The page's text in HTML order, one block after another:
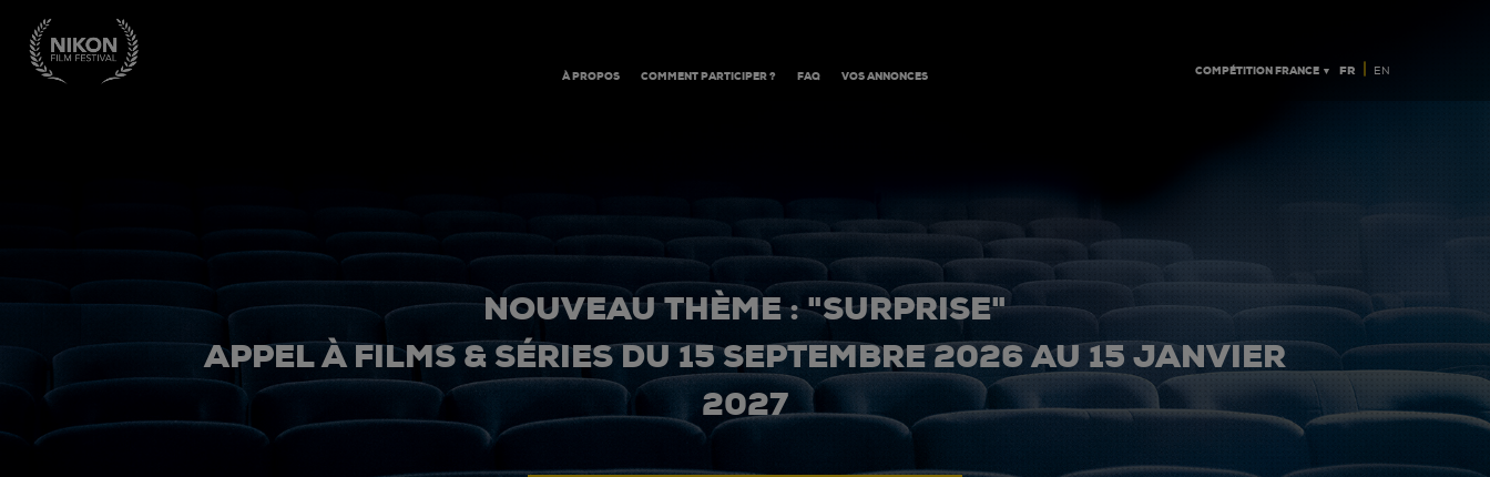
À PROPOS COMMENT PARTICIPER ? FAQ VOS ANNONCES COMPÉTITION FRANCE ▼ FR | EN
NOUVEAU THÈME : "SURPRISE"
APPEL À FILMS & SÉRIES DU 15 SEPTEMBRE 2026 AU 15 JANVIER
2027